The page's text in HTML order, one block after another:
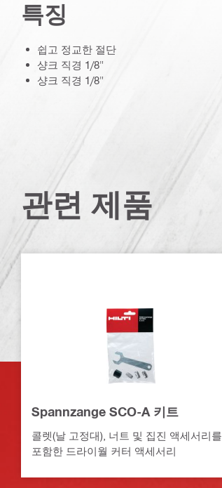
특징
쉽고 정교한 절단
샹크 직경 1/8"
샹크 직경 1/8"
관련 제품
Spannzange SCO-A 키트
콜렛(날 고정대), 너트 및 집진 액세서리를
포함한 드라이월 커터 액세서리